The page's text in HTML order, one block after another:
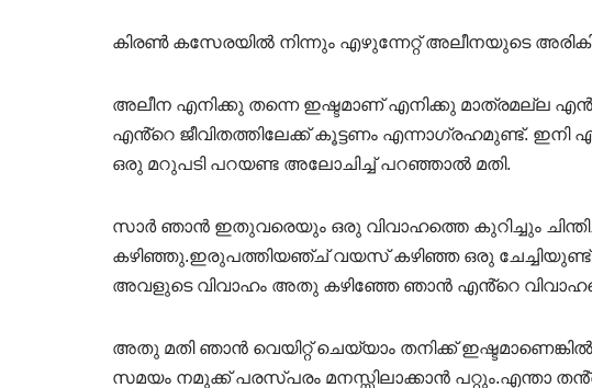
കിരൺ കസേരയിൽ നിന്നും എഴുന്നേറ്റ് അലീനയുടെ
അലീന എനിക്കു തന്നെ ഇഷ്ടമാണ് എനിക്കു മാത്രമല്ല
എൻ്റെ ജീവിതത്തിലേക്ക് കൂട്ടണം എന്നാഗ്രഹമുണ്ട്. ഇനി
ഒരു മറുപടി പറയണ്ട അലോചിച്ച് പറഞ്ഞാൽ മതി.
സാർ ഞാൻ ഇതുവരെയും ഒരു വിവാഹത്തെ കുറിച്ചും
കഴിഞ്ഞു.ഇരുപത്തിയഞ്ച് വയസ് കഴിഞ്ഞ ഒരു
അവളുടെ വിവാഹം അതു കഴിഞ്ഞേ ഞാൻ എൻ്റെ
അതു മതി ഞാൻ വെയിറ്റ് ചെയ്യാം തനിക്ക്
സമയം നമുക്ക് പരസ്പരം മനസ്സിലാക്കാൻ പറ്റും.എന്താ